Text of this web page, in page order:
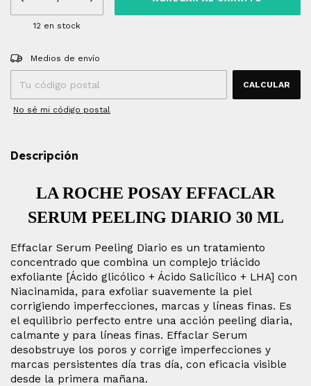
12 en stock
Entregas para el CP:
Medios de envío
CALCULAR
No sé mi código postal
Descripción
LA ROCHE POSAY EFFACLAR
SERUM PEELING DIARIO 30 ML
Effaclar Serum Peeling Diario es un tratamiento
concentrado que combina un complejo triácido
exfoliante [Ácido glicólico + Ácido Salicílico + LHA] con
Niacinamida, para exfoliar suavemente la piel
corrigiendo imperfecciones, marcas y líneas finas. Es
el equilibrio perfecto entre una acción peeling diaria,
calmante y para líneas finas. Effaclar Serum
desobstruye los poros y corrige imperfecciones y
marcas persistentes día tras día, con eficacia visible
desde la primera mañana.